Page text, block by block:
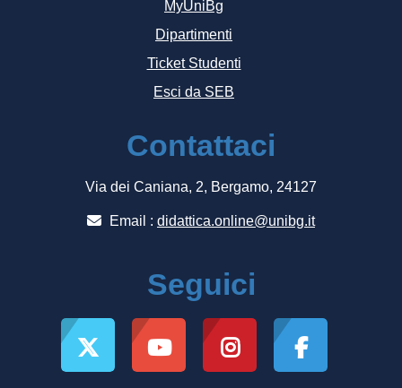
MyUniBg
Dipartimenti
Ticket Studenti
Esci da SEB
Contattaci
Via dei Caniana, 2, Bergamo, 24127
Email : didattica.online@unibg.it
Seguici